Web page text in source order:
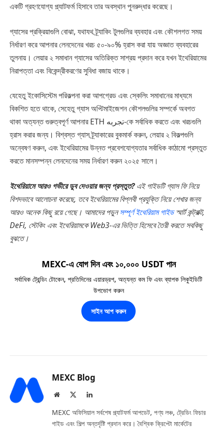
একটি গ্রহণযোগ্য প্ল্যাটফর্ম হিসাবে তার অবস্থান পুনরুদ্ধার করেছে।
গ্যাসের প্রক্রিয়াগুলি বোঝা, যথাযথ ট্র্যাকিং টুলগুলির ব্যবহার এবং কৌশলগত সময়
নির্ধারণ করে আপনার লেনদেনের খরচ ৫০-৯০% হ্রাস করা যায় অজ্ঞাত ব্যবহারের
তুলনায়। লেয়ার ২ সমাধান গ্যাসের অতিরিক্ত সাশ্রয় প্রদান করে যখন ইথেরিয়ামের
নিরাপত্তা এবং বিকেন্দ্রীকরণের সুবিধা বজায় থাকে।
যেহেতু ইকোসিস্টেম পরিকল্পনা করা আপগ্রেড এবং স্কেলিং সমাধানের মাধ্যমে
বিকশিত হতে থাকে, সেহেতু গ্যাস অপ্টিমাইজেশন কৌশলগুলির সম্পর্কে অবগত
থাকা অত্যন্ত গুরুত্বপূর্ণ আপনার ETH تجربه-কে সর্বাধিক করতে এবং খরচগুলি
হ্রাস করার জন্য। বিশ্বস্ত গ্যাস ট্র্যাকারের বুকমার্ক করুন, লেয়ার ২ বিকল্পগুলি
অন্বেষণ করুন, এবং ইথেরিয়ামের উন্নত প্রবেশযোগ্যতার সর্বাধিক কাঠামো প্রস্তুত
করতে মানসম্পন্ন লেনদেনের সময় নির্ধারণ করুন ২০২৫ সালে।
ইথেরিয়ামে আরও গভীরে ডুব দেওয়ার জন্য প্রস্তুত?এই গাইডটি গ্যাস ফি নিয়ে
বিশদভাবে আলোচনা করেছে, তবে ইথেরিয়ামের বিপ্লবী প্রযুক্তি নিয়ে শেখার জন্য
আরও অনেক কিছু রয়ে গেছে। আমাদের পড়ুনসম্পূর্ণ ইথেরিয়াম গাইডস্মার্ট কন্ট্রাক্ট,
DeFi, স্টেকিং এবং ইথেরিয়ামকে Web3-এর ভিত্তি হিসেবে তৈরী করতে সবকিছু
বুঝতে।
MEXC-এ যোগ দিন এবং ১০,০০০ USDT পান
সর্বাধিক ট্রেন্ডিং টোকেন, প্রতিদিনের এয়ারড্রপ, অত্যন্ত কম ফি এবং ব্যাপক লিকুইডিটি
উপভোগ করুন
সাইন আপ করুন
MEXC Blog
Website LinkedIn
MEXC অফিসিয়াল সর্বশেষ প্ল্যাটফর্ম আপডেট, পণ্য লঞ্চ, ট্রেডিং ফিচার
গাইড এবং শিল্প অন্তর্দৃষ্টি প্রদান করে। বৈশ্বিক ক্রিপ্টো মার্কেটের